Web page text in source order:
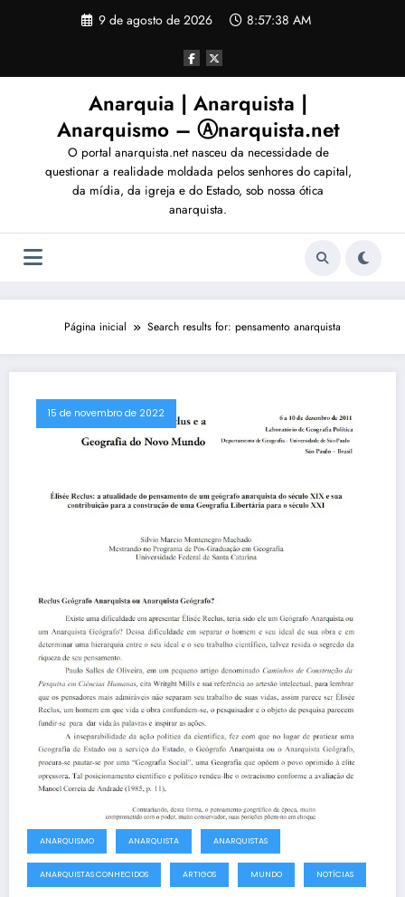
9 de agosto de 2026 8:57:40 AM
Anarquia | Anarquista |
Anarquismo – Ⓐnarquista.net
O portal anarquista.net nasceu da necessidade de
questionar a realidade moldada pelos senhores do capital,
da mídia, da igreja e do Estado, sob nossa ótica
anarquista.
Página inicial Search results for: pensamento anarquista
15 de novembro de 2022
ANARQUISMO ANARQUISTA ANARQUISTAS
ANARQUISTAS CONHECIDOS ARTIGOS MUNDO NOTÍCIAS